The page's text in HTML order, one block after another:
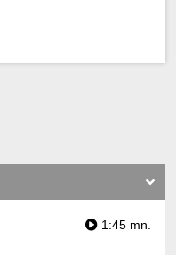
1:45 mn.